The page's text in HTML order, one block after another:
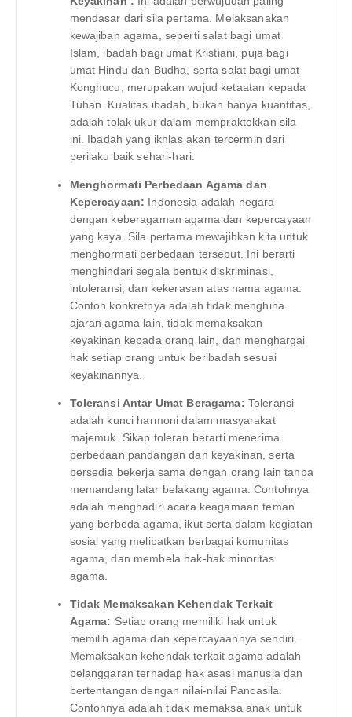
mendasar dari sila pertama. Melaksanakan
kewajiban agama, seperti salat bagi umat
Islam, ibadah bagi umat Kristiani, puja bagi
umat Hindu dan Budha, serta salat bagi umat
Konghucu, merupakan wujud ketaatan kepada
Tuhan. Kualitas ibadah, bukan hanya kuantitas,
adalah tolak ukur dalam mempraktekkan sila
ini. Ibadah yang ikhlas akan tercermin dari
perilaku baik sehari-hari.
Menghormati Perbedaan Agama dan
Kepercayaan: Indonesia adalah negara
dengan keberagaman agama dan kepercayaan
yang kaya. Sila pertama mewajibkan kita untuk
menghormati perbedaan tersebut. Ini berarti
menghindari segala bentuk diskriminasi,
intoleransi, dan kekerasan atas nama agama.
Contoh konkretnya adalah tidak menghina
ajaran agama lain, tidak memaksakan
keyakinan kepada orang lain, dan menghargai
hak setiap orang untuk beribadah sesuai
keyakinannya.
Toleransi Antar Umat Beragama: Toleransi
adalah kunci harmoni dalam masyarakat
majemuk. Sikap toleran berarti menerima
perbedaan pandangan dan keyakinan, serta
bersedia bekerja sama dengan orang lain tanpa
memandang latar belakang agama. Contohnya
adalah menghadiri acara keagamaan teman
yang berbeda agama, ikut serta dalam kegiatan
sosial yang melibatkan berbagai komunitas
agama, dan membela hak-hak minoritas
agama.
Tidak Memaksakan Kehendak Terkait
Agama: Setiap orang memiliki hak untuk
memilih agama dan kepercayaannya sendiri.
Memaksakan kehendak terkait agama adalah
pelanggaran terhadap hak asasi manusia dan
bertentangan dengan nilai-nilai Pancasila.
Contohnya adalah tidak memaksa anak untuk